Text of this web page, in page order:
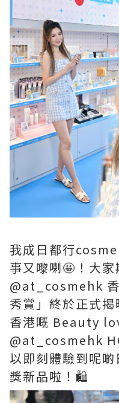
我成日都行
事又嚟喇🤩！大
@at_cosmehk
秀賞」終於正式揭
香港嘅 Beauty
@at_cosmehk
以即刻體驗到呢
獎新品啦！🛍️